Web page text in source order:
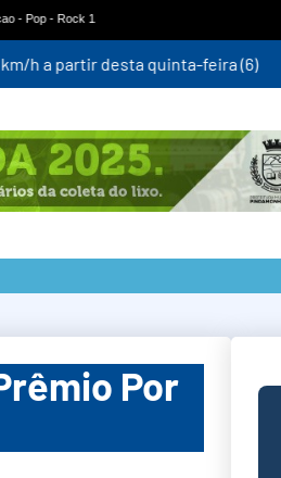
h a partir desta quinta-feira (6)
Por